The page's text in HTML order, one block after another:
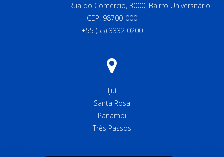
Rua do Comércio, 3000, Bairro Universitário.
CEP: 98700-000
+55 (55) 3332 0200
Ijuí
Santa Rosa
Panambi
Três Passos